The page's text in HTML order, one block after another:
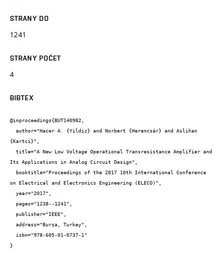
STRANY DO
1241
STRANY POČET
4
BIBTEX
@inproceedings{BUT140982,
{Kartci}",
Its Applications in Analog Circuit Design",
on Electrical and Electronics Engineering (ELECO)",
}